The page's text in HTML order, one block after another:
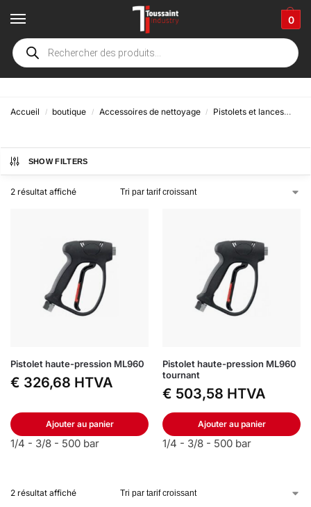
0
500 bar
Accueil / boutique / Accessoires de nettoyage / Pistolets et lances
SHOW FILTERS
2 résultat affiché
Pistolet haute-pression ML960
€ 326,68 HTVA
Ajouter au panier
1/4 - 3/8 - 500 bar
Pistolet haute-pression ML960
tournant
€ 503,58 HTVA
Ajouter au panier
1/4 - 3/8 - 500 bar
2 résultat affiché